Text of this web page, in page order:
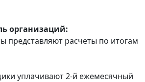
организаций:
представляют расчеты по итогам
уплачивают 2-й ежемесячный